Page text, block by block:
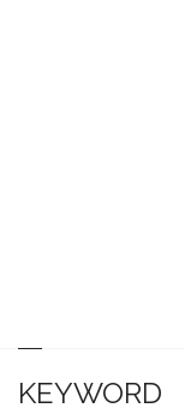
KEYWORD